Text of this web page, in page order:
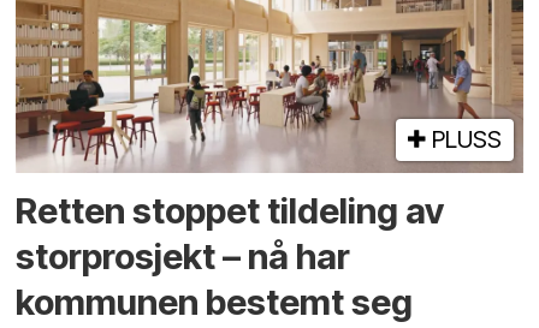
PLUSS
Retten stoppet tildeling av
storprosjekt – nå har
kommunen bestemt seg